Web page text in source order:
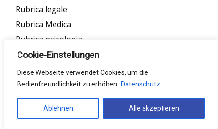
Cookie-Einstellungen
Diese Webseite verwendet Cookies, um die
Bedienfreundlichkeit zu erhöhen.
Datenschutz
Ablehnen Alle akzeptieren
Rubrica legale
Rubrica Medica
Rubrica psicologia
Rubrica sociale
Rubrica teologica
Salute
Scelta del redattore